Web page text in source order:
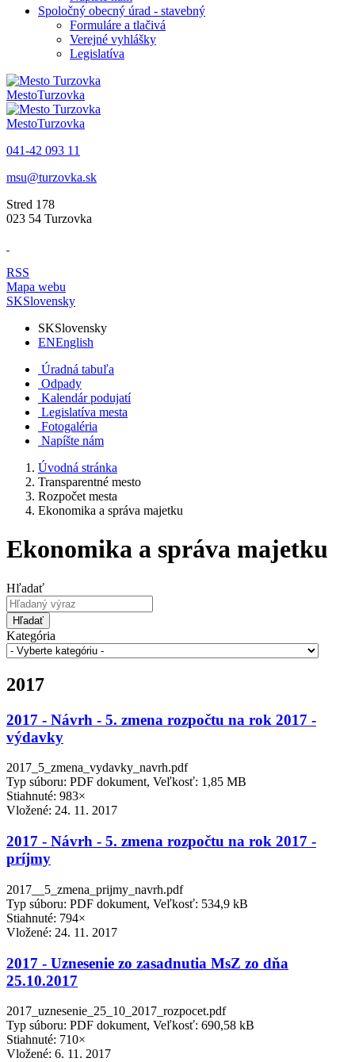
Spoločný obecný úrad - stavebný
Formuláre a tlačivá
Verejné vyhlášky
Legislatíva
MestoTurzovka
MestoTurzovka
041-42 093 11
msu@turzovka.sk
Stred 178
023 54 Turzovka
RSS
Mapa webu
SKSlovensky
SKSlovensky
ENEnglish
Úradná tabuľa
Odpady
Kalendár podujatí
Legislatíva mesta
Fotogaléria
Napíšte nám
Úvodná stránka
Transparentné mesto
Rozpočet mesta
Ekonomika a správa majetku
Ekonomika a správa majetku
Hľadať
Hľadať
Kategória
2017
2017 - Návrh - 5. zmena rozpočtu na rok 2017 -
výdavky
2017_5_zmena_vydavky_navrh.pdf
Typ súboru: PDF dokument, Veľkosť: 1,85 MB
Stiahnuté: 983×
Vložené: 24. 11. 2017
2017 - Návrh - 5. zmena rozpočtu na rok 2017 -
príjmy
2017__5_zmena_prijmy_navrh.pdf
Typ súboru: PDF dokument, Veľkosť: 534,9 kB
Stiahnuté: 794×
Vložené: 24. 11. 2017
2017 - Uznesenie zo zasadnutia MsZ zo dňa
25.10.2017
2017_uznesenie_25_10_2017_rozpocet.pdf
Typ súboru: PDF dokument, Veľkosť: 690,58 kB
Stiahnuté: 710×
Vložené: 6. 11. 2017